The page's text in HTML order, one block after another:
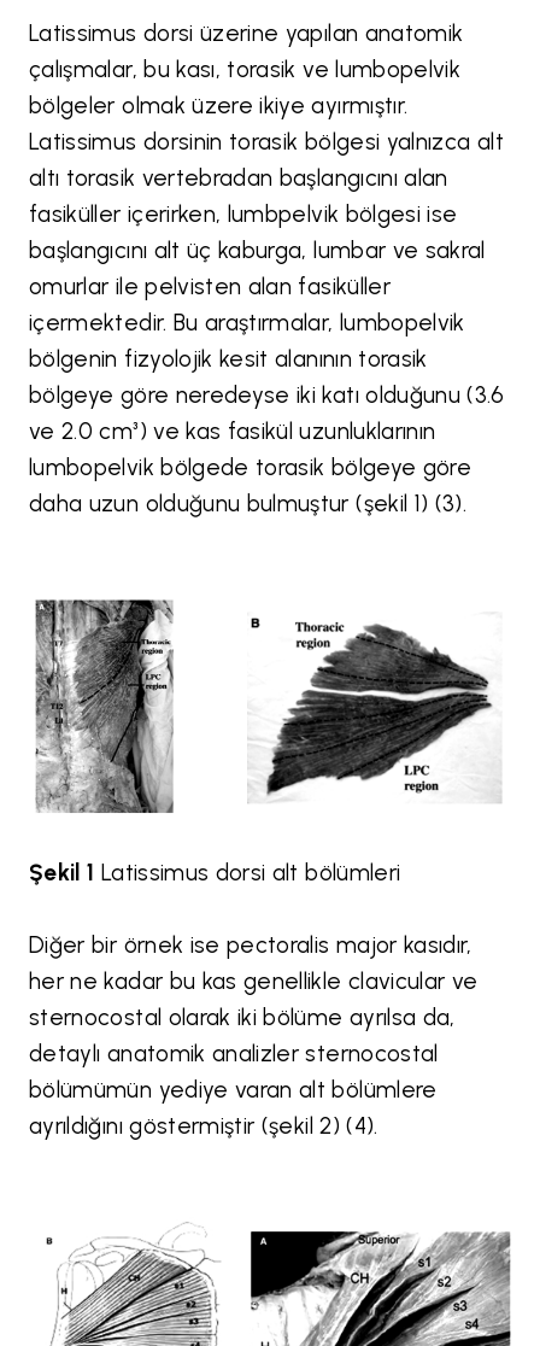
Latissimus dorsi üzerine yapılan anatomik
çalışmalar, bu kası, torasik ve lumbopelvik
bölgeler olmak üzere ikiye ayırmıştır.
Latissimus dorsinin torasik bölgesi yalnızca alt
altı torasik vertebradan başlangıcını alan
fasiküller içerirken, lumbpelvik bölgesi ise
başlangıcını alt üç kaburga, lumbar ve sakral
omurlar ile pelvisten alan fasiküller
içermektedir. Bu araştırmalar, lumbopelvik
bölgenin fizyolojik kesit alanının torasik
bölgeye göre neredeyse iki katı olduğunu (3.6
ve 2.0 cm³) ve kas fasikül uzunluklarının
lumbopelvik bölgede torasik bölgeye göre
daha uzun olduğunu bulmuştur (şekil 1) (3).
Şekil 1 Latissimus dorsi alt bölümleri
Diğer bir örnek ise pectoralis major kasıdır,
her ne kadar bu kas genellikle clavicular ve
sternocostal olarak iki bölüme ayrılsa da,
detaylı anatomik analizler sternocostal
bölümümün yediye varan alt bölümlere
ayrıldığını göstermiştir (şekil 2) (4).